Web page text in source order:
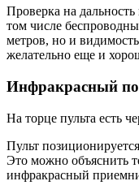
Проверка на
том числе
метров, но и
желательно еще и
Инфракрасный
На торце пульта есть
Пульт
Это можно объяснить
инфракрасный